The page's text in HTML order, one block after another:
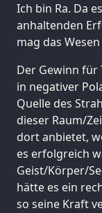
Ich bin Ra. Da
anhaltenden
mag das
Der Gewinn
in negativer
Quelle des
dieser Raum/
dort anbietet,
es erfolgreich
Geist/Körper/
hätte es ein
so seine Kraft